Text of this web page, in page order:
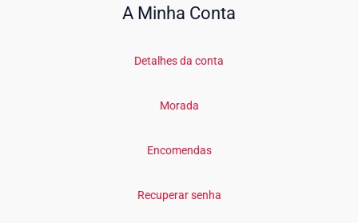
A Minha Conta
Detalhes da conta
Morada
Encomendas
Recuperar senha